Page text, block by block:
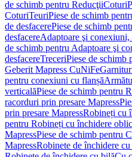
de schimb pentru ReducţiiCoturi
CoturiTeuriPiese de schimb
de desfacerePiese de schimb
desfacereAdaptoare şi conexiuni,
de schimb pentru Adaptoare şi
desfacereTreceriPiese de schimb
Geberit Mapress CuNiFe
pentru conexiuni cu flanșă
verticalăPiese de schimb pentru
racorduri prin presare Mapress
prin presare MapressRobineți cu
pentru Robineți cu închidere
MapressPiese de schimb pentru
MapressRobinete de închidere